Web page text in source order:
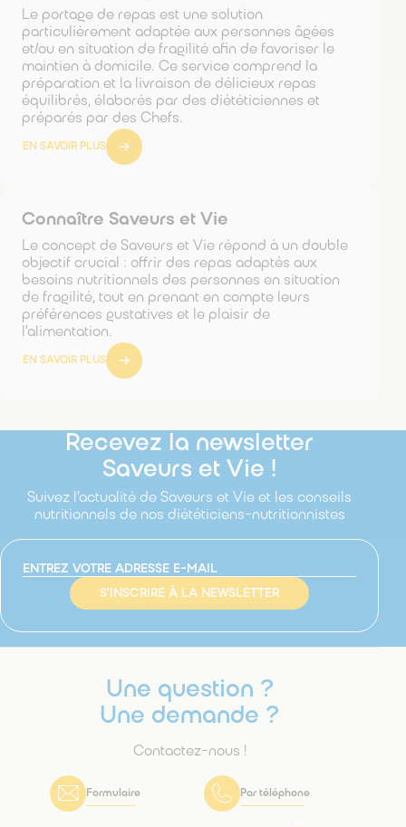
Le portage de repas est une solution
particulièrement adaptée aux personnes âgées
et/ou en situation de fragilité afin de favoriser le
maintien à domicile. Ce service comprend la
préparation et la livraison de délicieux repas
équilibrés, élaborés par des diététiciennes et
préparés par des Chefs.
EN SAVOIR PLUS
Connaître Saveurs et Vie
Le concept de Saveurs et Vie répond à un double
objectif crucial : offrir des repas adaptés aux
besoins nutritionnels des personnes en situation
de fragilité, tout en prenant en compte leurs
préférences gustatives et le plaisir de
l’alimentation.
EN SAVOIR PLUS
Recevez la newsletter
Saveurs et Vie !
Suivez l’actualité de Saveurs et Vie et les conseils
nutritionnels de nos diététiciens-nutritionnistes
S'INSCRIRE À LA NEWSLETTER
Une question ?
Une demande ?
Contactez-nous !
Formulaire Par téléphone